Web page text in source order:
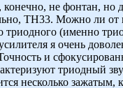
конечно, не фонтан, но
ТН33. Можно ли от
триодного (именно
я очень
и
триодный
несколько